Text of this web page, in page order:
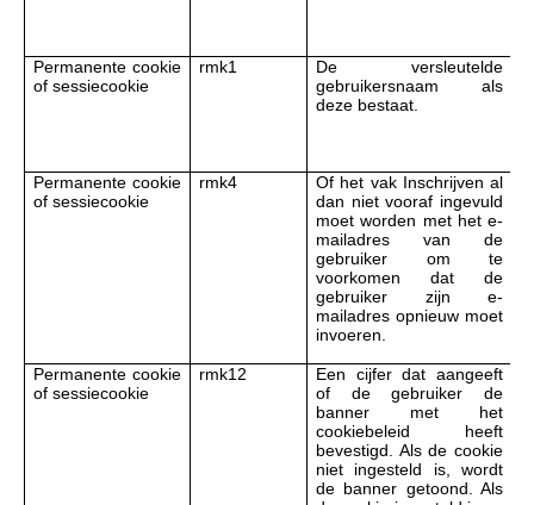
Permanente cookie
of sessiecookie
rmk1
De versleutelde
gebruikersnaam als
deze bestaat.
Permanente cookie
of sessiecookie
rmk4
Of het vak Inschrijven al
dan niet vooraf ingevuld
moet worden met het e-
mailadres van de
gebruiker om te
voorkomen dat de
gebruiker zijn e-
mailadres opnieuw moet
invoeren.
Permanente cookie
of sessiecookie
rmk12
Een cijfer dat aangeeft
of de gebruiker de
banner met het
cookiebeleid heeft
bevestigd. Als de cookie
niet ingesteld is, wordt
de banner getoond. Als